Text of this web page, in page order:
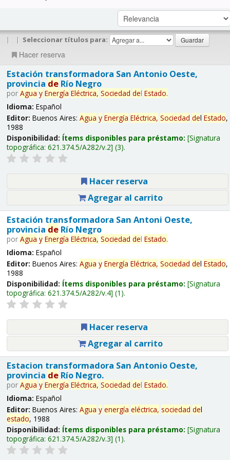
| | Seleccionar títulos para:
Hacer reserva
Estación transformadora San Antonio Oeste,
provincia deRío Negro
por Agua y Energía Eléctrica, Sociedad del Estado.
Idioma: Español
Editor: Buenos Aires: Agua y Energía Eléctrica, Sociedad del Estado,
1988
Disponibilidad: Ítems disponibles para préstamo: Signatura
topográfica: 621.374.5/A282/v.2 (3).
Hacer reserva
Agregar al carrito
Estación transformadora San Antoni Oeste,
provincia deRío Negro
por Agua y Energía Eléctrica, Sociedad del Estado.
Idioma: Español
Editor: Buenos Aires: Agua y Energía Eléctrica, Sociedad del Estado,
1988
Disponibilidad: Ítems disponibles para préstamo: Signatura
topográfica: 621.374.5/A282/v.4 (1).
Hacer reserva
Agregar al carrito
Estacion transformadora San Antonio Oeste,
provincia deRío Negro.
por Agua y Energía Eléctrica, Sociedad del Estado.
Idioma: Español
Editor: Buenos Aires: Agua y energía eléctrica, sociedad del
estado, 1988
Disponibilidad: Ítems disponibles para préstamo: Signatura
topográfica: 621.374.5/A282/v.3 (1).